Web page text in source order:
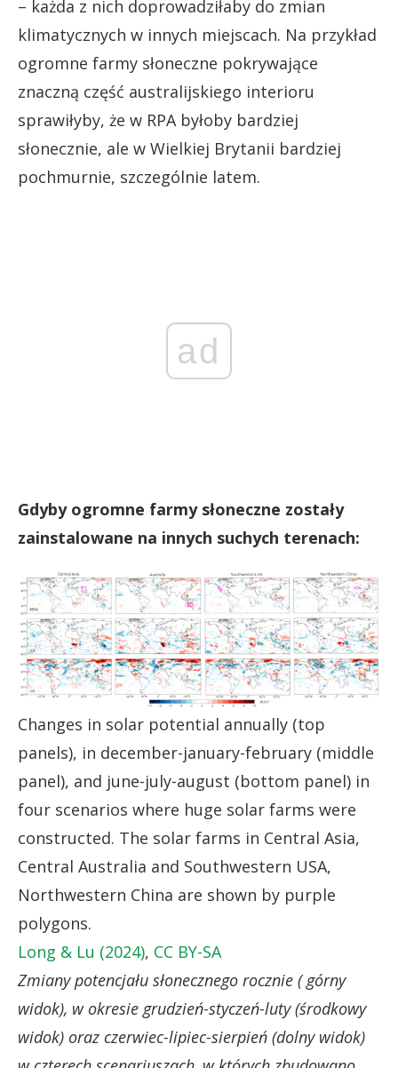
– każda z nich doprowadziłaby do zmian
klimatycznych w innych miejscach. Na przykład
ogromne farmy słoneczne pokrywające
znaczną część australijskiego interioru
sprawiłyby, że w RPA byłoby bardziej
słonecznie, ale w Wielkiej Brytanii bardziej
pochmurnie, szczególnie latem.
ad
Gdyby ogromne farmy słoneczne zostały
zainstalowane na innych suchych terenach:
Changes in solar potential annually (top
panels), in december-january-february (middle
panel), and june-july-august (bottom panel) in
four scenarios where huge solar farms were
constructed. The solar farms in Central Asia,
Central Australia and Southwestern USA,
Northwestern China are shown by purple
polygons.
Long & Lu (2024), CC BY-SA
Zmiany potencjału słonecznego rocznie ( górny
widok), w okresie grudzień-styczeń-luty (środkowy
widok) oraz czerwiec-lipiec-sierpień (dolny widok)